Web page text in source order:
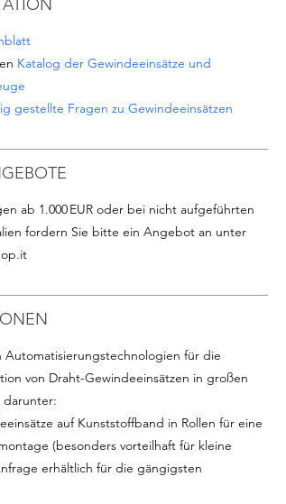
Katalog der Gewindeeinsätze und
gestellte Fragen zu Gewindeeinsätzen
ab 1.000 EUR oder bei nicht aufgeführten
fordern Sie bitte ein Angebot an unter
Automatisierungstechnologien für die
von Draht-Gewindeeinsätzen in großen
darunter:
auf Kunststoffband in Rollen für eine
(besonders vorteilhaft für kleine
erhältlich für die gängigsten